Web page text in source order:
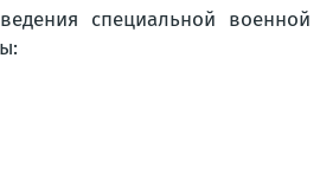
специальной военной